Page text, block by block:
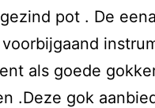
pot . De
als goede
.Deze gok